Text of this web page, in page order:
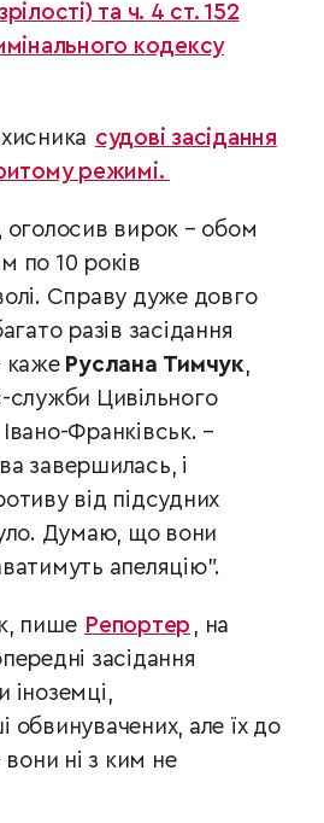
та ч. 4 ст. 152
кодексу
судові засідання
режимі.
оголосив вирок – обом
по 10 років
Справу дуже довго
разів засідання
каже Руслана Тимчук,
служби Цивільного
Франківськ. –
завершилась, і
від підсудних
Думаю, що вони
апеляцію".
пише Репортер , на
засідання
іноземці,
обвинувачених, але їх до
вони ні з ким не